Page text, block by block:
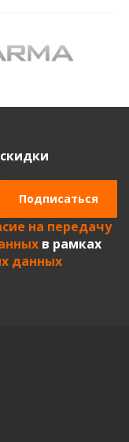
на передачу
в рамках
данных